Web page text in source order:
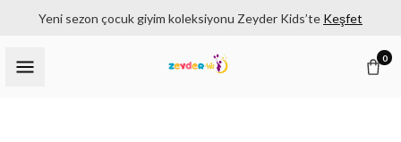
Yeni sezon çocuk giyim koleksiyonu Zeyder Kids’te Keşfet
0